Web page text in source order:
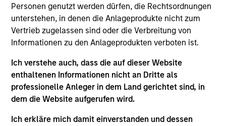
Personen genutzt werden dürfen, die Rechtsordnungen
unterstehen, in denen die Anlageprodukte nicht zum
Vertrieb zugelassen sind oder die Verbreitung von
Informationen zu den Anlageprodukten verboten ist.
Ich verstehe auch, dass die auf dieser Website
enthaltenen Informationen nicht an Dritte als
professionelle Anleger in dem Land gerichtet sind, in
dem die Website aufgerufen wird.
Ich erkläre mich damit einverstanden und dessen
View Site
Board Membership
David M. Thompson, Maxwell Waterous,
Sharveen Seebaluck
Investment Team
Morgan Stanley Capital Partners
Press Release